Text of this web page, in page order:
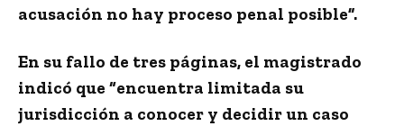
acusación no hay proceso penal posible”.
En su fallo de tres páginas, el magistrado
indicó que “encuentra limitada su
jurisdicción a conocer y decidir un caso